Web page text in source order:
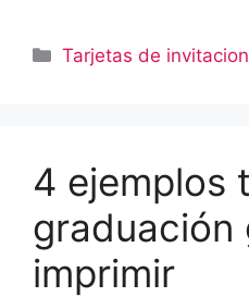
Categorías
Tarjetas de invitacion
4 ejemplos
graduación
imprimir